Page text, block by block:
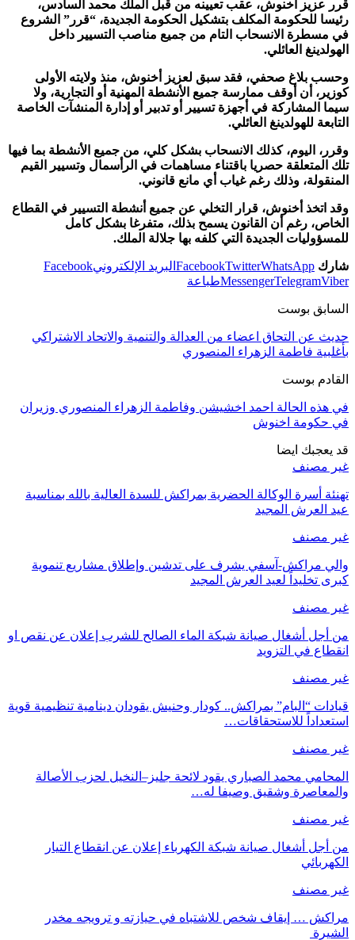
قرر عزيز أخنوش، عقب تعيينه من قبل الملك محمد السادس،
رئيسا للحكومة المكلف بتشكيل الحكومة الجديدة، “قرر” الشروع
في مسطرة الانسحاب التام من جميع مناصب التسيير داخل
الهولدينغ العائلي.
وحسب بلاغ صحفي، فقد سبق لعزيز أخنوش، منذ ولايته الأولى
كوزير، أن أوقف ممارسة جميع الأنشطة المهنية أو التجارية، ولا
سيما المشاركة في أجهزة تسيير أو تدبير أو إدارة المنشآت الخاصة
التابعة للهولدينغ العائلي.
وقرر، اليوم، كذلك الانسحاب بشكل كلي، من جميع الأنشطة بما فيها
تلك المتعلقة حصريا باقتناء مساهمات في الرأسمال وتسيير القيم
المنقولة، وذلك رغم غياب أي مانع قانوني.
وقد اتخذ أخنوش، قرار التخلي عن جميع أنشطة التسيير في القطاع
الخاص، رغم أن القانون يسمح بذلك، متفرغا بشكل كامل
للمسؤوليات الجديدة التي كلفه بها جلالة الملك.
شارك FacebookTwitterWhatsApp البريد الإلكترونيFacebook
MessengerTelegramViber طباعة
السابق بوست
حديث عن التحاق اعضاء من العدالة والتنمية والاتحاد الاشتراكي
بأغلبية فاطمة الزهراء المنصوري
القادم بوست
في هذه الحالة احمد اخشيشن وفاطمة الزهراء المنصوري وزيران
في حكومة اخنوش
قد يعجبك ايضا
غير مصنف
تهنئة أسرة الوكالة الحضرية بمراكش للسدة العالية بالله بمناسبة
عيد العرش المجيد
غير مصنف
والي مراكش-آسفي يشرف على تدشين وإطلاق مشاريع تنموية
كبرى تخليداً لعيد العرش المجيد
غير مصنف
من أجل أشغال صيانة شبكة الماء الصالح للشرب إعلان عن نقص او
انقطاع في التزويد
غير مصنف
قيادات “البام” بمراكش.. كودار وحنيش يقودان دينامية تنظيمية قوية
استعداداً للاستحقاقات…
غير مصنف
المحامي محمد الصباري يقود لائحة جليز–النخيل لحزب الأصالة
والمعاصرة وشقيق وصيفا له…
غير مصنف
من أجل أشغال صيانة شبكة الكهرباء إعلان عن انقطاع التيار
الكهربائي
غير مصنف
مراكش … إيقاف شخص للاشتباه في حيازته و ترويجه مخدر
الشيرة